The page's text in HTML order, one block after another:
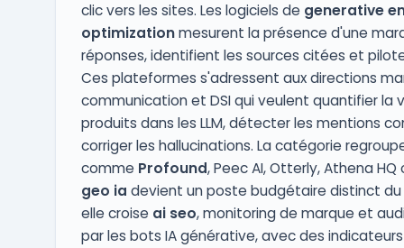
clic vers les sites. Les logiciels de generative
optimizationmesurent la présence d'une
réponses, identifient les sources citées et
Ces plateformes s'adressent aux directions
communication et DSI qui veulent quantifier la
produits dans les LLM, détecter les mentions
corriger les hallucinations. La catégorie
comme Profound, Peec AI, Otterly, Athena HQ
geo ia devient un poste budgétaire distinct du
elle croise ai seo, monitoring de marque et
par les bots IA générative, avec des